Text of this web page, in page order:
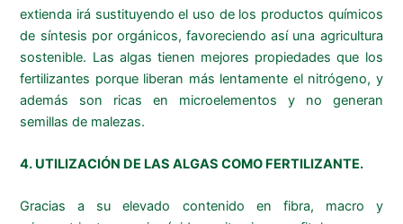
extienda irá sustituyendo el uso de los productos químicos
de síntesis por orgánicos, favoreciendo así una agricultura
sostenible. Las algas tienen mejores propiedades que los
fertilizantes porque liberan más lentamente el nitrógeno, y
además son ricas en microelementos y no generan
semillas de malezas.
4. UTILIZACIÓN DE LAS ALGAS COMO FERTILIZANTE.
Gracias a su elevado contenido en fibra, macro y